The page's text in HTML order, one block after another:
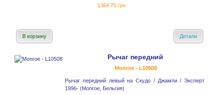
1364.75 грн.
В корзину Детали
Рычаг передний
Monroe - L10508
Рычаг передний левый на Скудо / Джампи / Эксперт
1996- (Monroe, Бельгия)